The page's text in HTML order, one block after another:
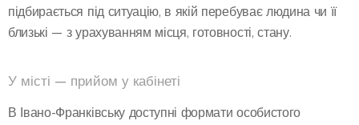
підбирається під ситуацію, в якій перебуває людина чи її
близькі — з урахуванням місця, готовності, стану.
У місті — прийом у кабінеті
В Івано-Франківську доступні формати особистого